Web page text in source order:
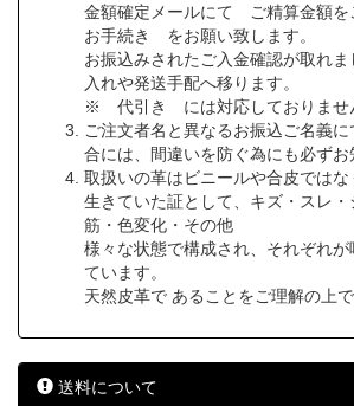
金額確定メールにて ご精算金額
お手続き をお願い致します。
お振込みされたご入金確認が取れ
入れや発送手配へ移ります。
※ 代引き には対応しておりませ
ご注文者名と異なるお振込ご名義
合には、間違いを防ぐ為にも必ずお
取扱いの革はビニールや合皮ではな
生きていた証として、キズ・スレ・
筋・色変化・その他
様々な状態で構成され、それぞれが
ています。
天然皮革で あることをご理解の上で
送料について